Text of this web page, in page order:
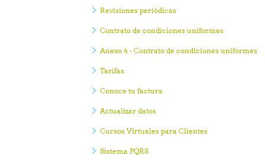
Revisiones periódicas
Contrato de condiciones uniformes
Anexo 4 - Contrato de condiciones uniformes
Tarifas
Conoce tu factura
Actualizar datos
Cursos Virtuales para Clientes
Sistema PQRS